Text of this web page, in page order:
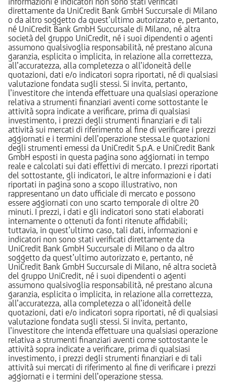
direttamente da UniCredit Bank GmbH Succursale di Milano
o da altro soggetto da quest’ultimo autorizzato e, pertanto,
né UniCredit Bank GmbH Succursale di Milano, né altra
società del gruppo UniCredit, né i suoi dipendenti o agenti
assumono qualsivoglia responsabilità, né prestano alcuna
garanzia, esplicita o implicita, in relazione alla correttezza,
all’accuratezza, alla completezza o all’idoneità delle
quotazioni, dati e/o indicatori sopra riportati, né di qualsiasi
valutazione fondata sugli stessi. Si invita, pertanto,
l’investitore che intenda effettuare una qualsiasi operazione
relativa a strumenti finanziari aventi come sottostante le
attività sopra indicate a verificare, prima di qualsiasi
investimento, i prezzi degli strumenti finanziari e di tali
attività sui mercati di riferimento al fine di verificare i prezzi
aggiornati e i termini dell’operazione stessa.Le quotazioni
degli strumenti emessi da UniCredit S.p.A. e UniCredit Bank
GmbH esposti in questa pagina sono aggiornati in tempo
reale e calcolati sui dati effettivi di mercato. I prezzi riportati
del sottostante, gli indicatori, le altre informazioni e i dati
riportati in pagina sono a scopo illustrativo, non
rappresentano un dato ufficiale di mercato e possono
essere aggiornati con uno scarto temporale di oltre 20
minuti. I prezzi, i dati e gli indicatori sono stati elaborati
internamente o ottenuti da fonti ritenute affidabili;
tuttavia, in quest’ultimo caso, tali dati, informazioni e
indicatori non sono stati verificati direttamente da
UniCredit Bank GmbH Succursale di Milano o da altro
soggetto da quest’ultimo autorizzato e, pertanto, né
UniCredit Bank GmbH Succursale di Milano, né altra società
del gruppo UniCredit, né i suoi dipendenti o agenti
assumono qualsivoglia responsabilità, né prestano alcuna
garanzia, esplicita o implicita, in relazione alla correttezza,
all’accuratezza, alla completezza o all’idoneità delle
quotazioni, dati e/o indicatori sopra riportati, né di qualsiasi
valutazione fondata sugli stessi. Si invita, pertanto,
l’investitore che intenda effettuare una qualsiasi operazione
relativa a strumenti finanziari aventi come sottostante le
attività sopra indicate a verificare, prima di qualsiasi
investimento, i prezzi degli strumenti finanziari e di tali
attività sui mercati di riferimento al fine di verificare i prezzi
aggiornati e i termini dell’operazione stessa.